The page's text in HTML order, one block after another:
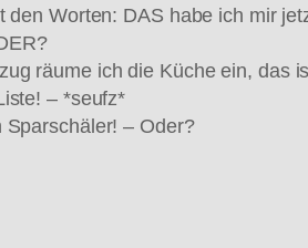
Worten: DAS habe ich mir
räume ich die Küche ein,
– *seufz*
Sparschäler! – Oder?